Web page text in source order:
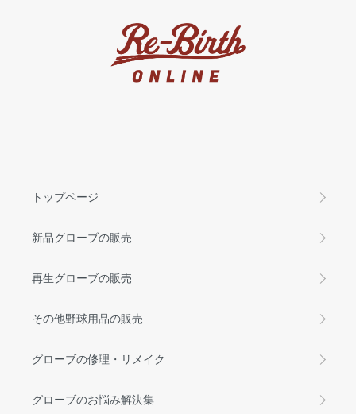
トップページ
新品グローブの販売
再生グローブの販売
その他野球用品の販売
グローブの修理・リメイク
グローブのお悩み解決集